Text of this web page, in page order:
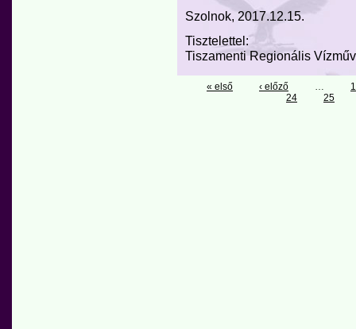
Szolnok, 2017.12.15.
Tisztelettel:
Tiszamenti Regionális
« első ‹ előző …
24
25